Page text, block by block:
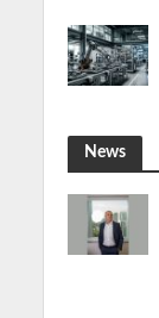
News